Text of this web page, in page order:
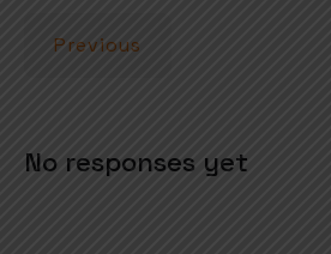
p o
Previous
No responses yet